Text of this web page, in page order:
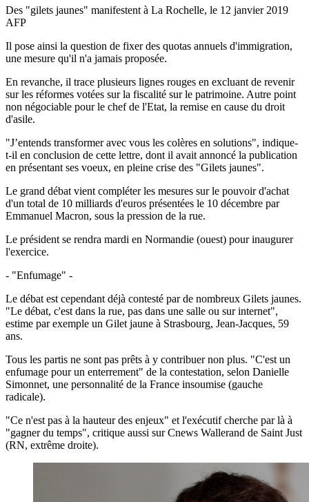
Des "gilets jaunes" manifestent à La Rochelle, le 12 janvier 2019
AFP
Il pose ainsi la question de fixer des quotas annuels d'immigration,
une mesure qu'il n'a jamais proposée.
En revanche, il trace plusieurs lignes rouges en excluant de revenir
sur les réformes votées sur la fiscalité sur le patrimoine. Autre point
non négociable pour le chef de l'Etat, la remise en cause du droit
d'asile.
"J’entends transformer avec vous les colères en solutions", indique-
t-il en conclusion de cette lettre, dont il avait annoncé la publication
en présentant ses voeux, en pleine crise des "Gilets jaunes".
Le grand débat vient compléter les mesures sur le pouvoir d'achat
d'un total de 10 milliards d'euros présentées le 10 décembre par
Emmanuel Macron, sous la pression de la rue.
Le président se rendra mardi en Normandie (ouest) pour inaugurer
l'exercice.
- "Enfumage" -
Le débat est cependant déjà contesté par de nombreux Gilets jaunes.
"Le débat, c'est dans la rue, pas dans une salle ou sur internet",
estime par exemple un Gilet jaune à Strasbourg, Jean-Jacques, 59
ans.
Tous les partis ne sont pas prêts à y contribuer non plus. "C'est un
enfumage pour un enterrement" de la contestation, selon Danielle
Simonnet, une personnalité de la France insoumise (gauche
radicale).
"Ce n'est pas à la hauteur des enjeux" et l'exécutif cherche par là à
"gagner du temps", critique aussi sur Cnews Wallerand de Saint Just
(RN, extrême droite).